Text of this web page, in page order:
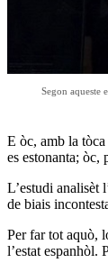
Segon aqueste
E òc, amb la
es estonanta; òc,
L’estudi analisèt
de biais
Per far tot aquò,
l’estat espanhòl.